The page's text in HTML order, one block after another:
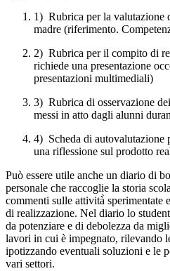
1) Rubrica per la valutazione
madre (riferimento.
2) Rubrica per il compito di
richiede una presentazione
presentazioni multimediali)
3) Rubrica di osservazione
messi in atto dagli alunni
4) Scheda di autovalutazione
una riflessione sul prodotto
Può essere utile anche un diario di
personale che raccoglie la storia
commenti sulle attività̀ sperimentate
di realizzazione. Nel diario lo
da potenziare e di debolezza da
lavori in cui è impegnato, rilevando
ipotizzando eventuali soluzioni e le
vari settori.